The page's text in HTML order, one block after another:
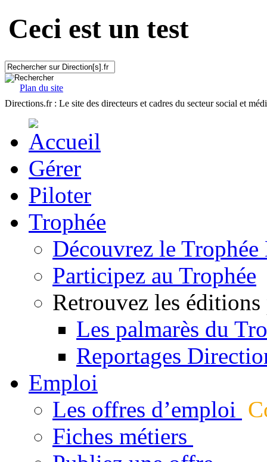
Ceci est un test
Plan du site
Directions.fr : Le site des directeurs et cadres du secteur social et
Gérer
Piloter
Trophée
Découvrez le
Participez au Trophée
Retrouvez les éditions
Les palmarès du
Reportages
Emploi
Les offres d’emploi
Fiches métiers